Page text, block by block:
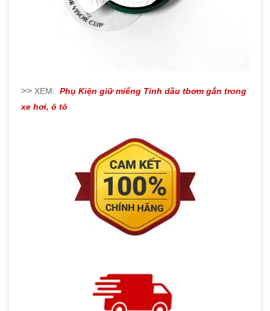
>> XEM: Phụ Kiện giữ miếng Tinh dầu tbơm gắn trong
xe hơi, ô tô